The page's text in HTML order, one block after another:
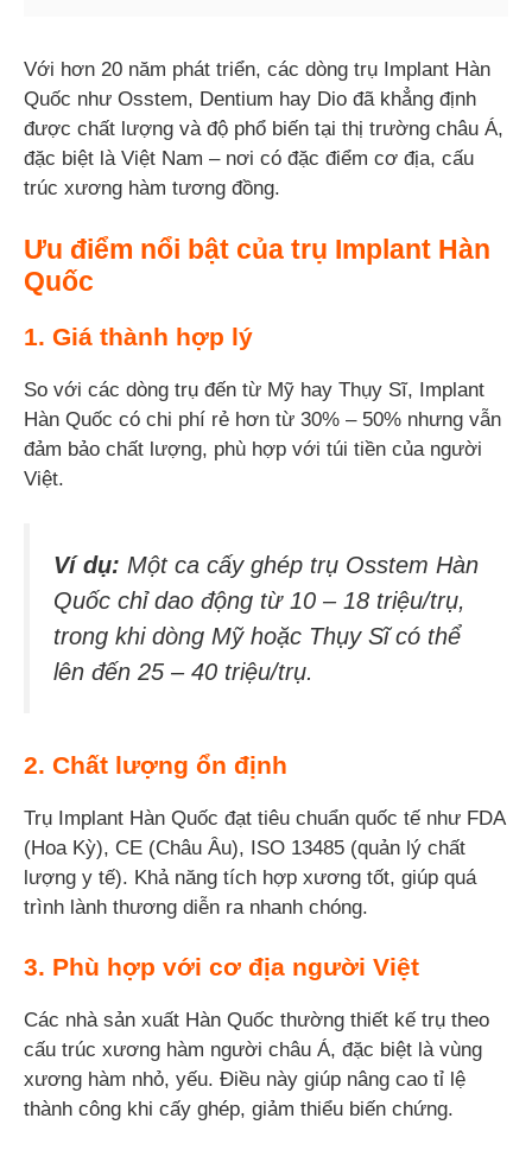
Với hơn 20 năm phát triển, các dòng trụ Implant Hàn
Quốc như Osstem, Dentium hay Dio đã khẳng định
được chất lượng và độ phổ biến tại thị trường châu Á,
đặc biệt là Việt Nam – nơi có đặc điểm cơ địa, cấu
trúc xương hàm tương đồng.
Ưu điểm nổi bật của trụ Implant Hàn
Quốc
1. Giá thành hợp lý
So với các dòng trụ đến từ Mỹ hay Thụy Sĩ, Implant
Hàn Quốc có chi phí rẻ hơn từ 30% – 50% nhưng vẫn
đảm bảo chất lượng, phù hợp với túi tiền của người
Việt.
Ví dụ: Một ca cấy ghép trụ Osstem Hàn
Quốc chỉ dao động từ 10 – 18 triệu/trụ,
trong khi dòng Mỹ hoặc Thụy Sĩ có thể
lên đến 25 – 40 triệu/trụ.
2. Chất lượng ổn định
Trụ Implant Hàn Quốc đạt tiêu chuẩn quốc tế như FDA
(Hoa Kỳ), CE (Châu Âu), ISO 13485 (quản lý chất
lượng y tế). Khả năng tích hợp xương tốt, giúp quá
trình lành thương diễn ra nhanh chóng.
3. Phù hợp với cơ địa người Việt
Các nhà sản xuất Hàn Quốc thường thiết kế trụ theo
cấu trúc xương hàm người châu Á, đặc biệt là vùng
xương hàm nhỏ, yếu. Điều này giúp nâng cao tỉ lệ
thành công khi cấy ghép, giảm thiểu biến chứng.